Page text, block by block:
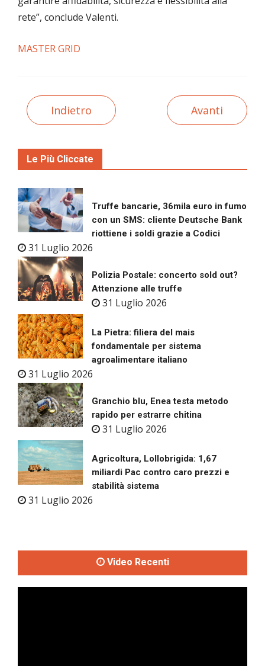
rete”, conclude Valenti.
MASTER GRID
Indietro Avanti
Le Più Cliccate
Truffe bancarie, 36mila euro in fumo
con un SMS: cliente Deutsche Bank
riottiene i soldi grazie a Codici
31 Luglio 2026
Polizia Postale: concerto sold out?
Attenzione alle truffe
31 Luglio 2026
La Pietra: filiera del mais
fondamentale per sistema
agroalimentare italiano
31 Luglio 2026
Granchio blu, Enea testa metodo
rapido per estrarre chitina
31 Luglio 2026
Agricoltura, Lollobrigida: 1,67
miliardi Pac contro caro prezzi e
stabilità sistema
31 Luglio 2026
Video Recenti